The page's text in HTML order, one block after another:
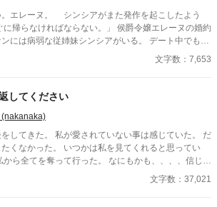
ンシアがまた発作を起こしたよう
には病弱な従姉妹シンシアがいる。 デート中でもシ
ッセージが来るとステファンはシンシアのもとに行
不安になるエレーヌだがシンシアには秘密があっ
文字数：7,653
してください
されていない事は感じていた。 だ
いつかは私を見てくれると思ってい
れない事実を告げられ、遂に
ういい。 もう諦めた。 貴方達は私
文字数：37,021